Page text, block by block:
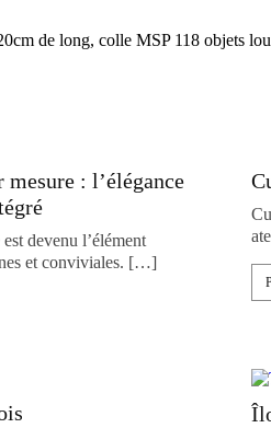
de long, colle MSP 118 objets
: l’élégance
devenu l’élément
et conviviales. […]